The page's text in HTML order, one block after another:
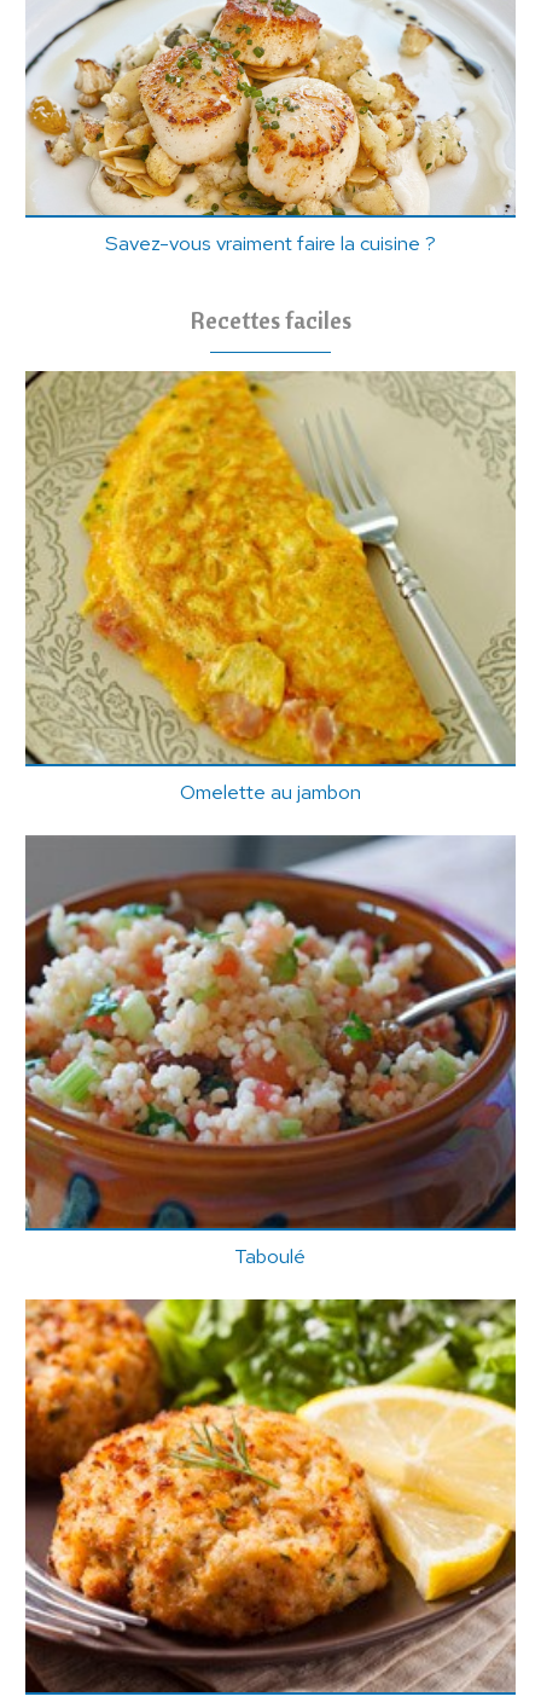
Savez-vous vraiment faire la cuisine ?
Recettes faciles
Omelette au jambon
Taboulé